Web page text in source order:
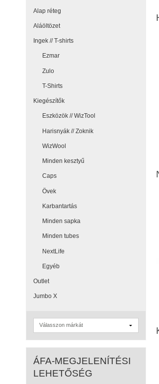
Alap réteg
Aláöltözet
Ingek // T-shirts
Ezmar
Zulo
T-Shirts
Kiegészítők
Eszközök // WizTool
Harisnyák // Zoknik
WizWool
Minden kesztyű
Caps
Övek
Karbantartás
Minden sapka
Minden tubes
NextLife
Egyéb
Outlet
Jumbo X
ÁFA-MEGJELENÍTÉSI
LEHETŐSÉG